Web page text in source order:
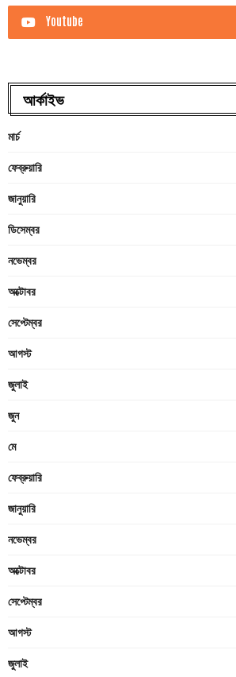
Youtube
আর্কাইভ
মার্চ
ফেব্রুয়ারি
জানুয়ারি
ডিসেম্বর
নভেম্বর
অক্টোবর
সেপ্টেম্বর
আগস্ট
জুলাই
জুন
মে
ফেব্রুয়ারি
জানুয়ারি
নভেম্বর
অক্টোবর
সেপ্টেম্বর
আগস্ট
জুলাই